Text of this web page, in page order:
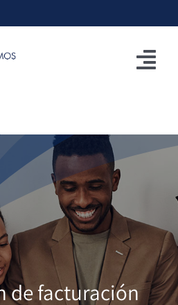
Eqon.app
TuFacturero
Ecuafirma
Blog
Ingresar
de facturación